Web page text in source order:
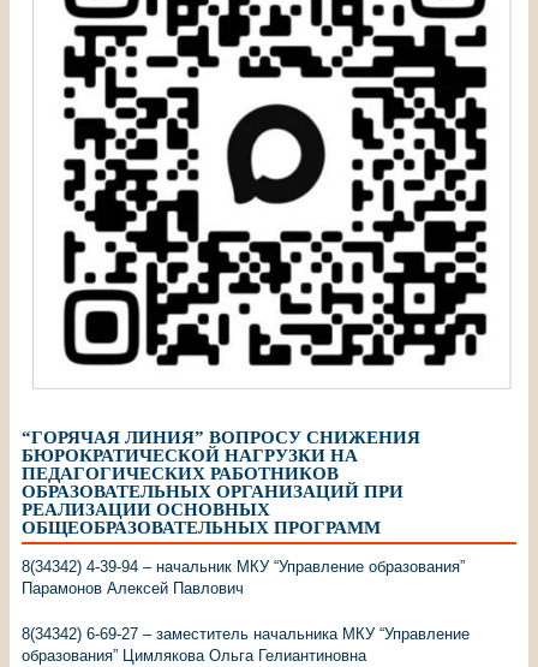
“ГОРЯЧАЯ ЛИНИЯ” ВОПРОСУ СНИЖЕНИЯ
БЮРОКРАТИЧЕСКОЙ НАГРУЗКИ НА
ПЕДАГОГИЧЕСКИХ РАБОТНИКОВ
ОБРАЗОВАТЕЛЬНЫХ ОРГАНИЗАЦИЙ ПРИ
РЕАЛИЗАЦИИ ОСНОВНЫХ
ОБЩЕОБРАЗОВАТЕЛЬНЫХ ПРОГРАММ
8(34342) 4-39-94 – начальник МКУ “Управление образования”
Парамонов Алексей Павлович
8(34342) 6-69-27 – заместитель начальника МКУ “Управление
образования” Цимлякова Ольга Гелиантиновна